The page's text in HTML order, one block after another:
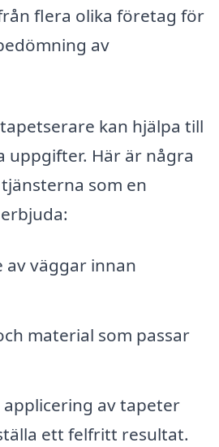
flera olika företag för
av
kan hjälpa till
uppgifter. Här är några
som en
av väggar innan
material som passar
applicering av tapeter
ett felfritt resultat.